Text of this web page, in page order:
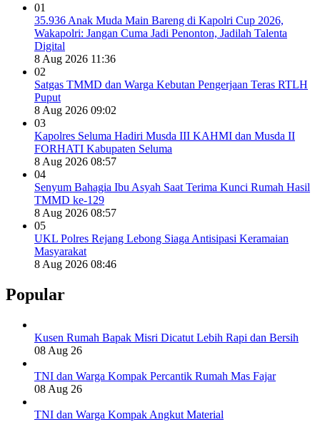
01
35.936 Anak Muda Main Bareng di Kapolri Cup 2026,
Wakapolri: Jangan Cuma Jadi Penonton, Jadilah Talenta
Digital
8 Aug 2026 11:36
02
Satgas TMMD dan Warga Kebutan Pengerjaan Teras RTLH
Puput
8 Aug 2026 09:02
03
Kapolres Seluma Hadiri Musda III KAHMI dan Musda II
FORHATI Kabupaten Seluma
8 Aug 2026 08:57
04
Senyum Bahagia Ibu Asyah Saat Terima Kunci Rumah Hasil
TMMD ke-129
8 Aug 2026 08:57
05
UKL Polres Rejang Lebong Siaga Antisipasi Keramaian
Masyarakat
8 Aug 2026 08:46
Popular
Kusen Rumah Bapak Misri Dicatut Lebih Rapi dan Bersih
08 Aug 26
TNI dan Warga Kompak Percantik Rumah Mas Fajar
08 Aug 26
TNI dan Warga Kompak Angkut Material